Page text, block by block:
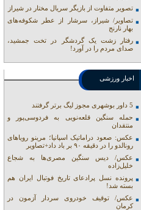
تصویر متفاوت از بازیگر سریال مختار در شیراز
تصاویر/ شیراز، سرشار از عطر شکوفه‌های
بهار نارنج
رفتار زشت یک گردشگر در تخت جمشید،
صدای مردم را در آورد!
اخبار ورزشی
5 داور بوشهری مجوز لیگ برتر گرفتند
حمله سنگین قلعه‌نویی به فردوسی‌پور و
منتقدان
عکس: صعود دراماتیک اسپانیا؛ مرینو رویاهای
رونالدو را در دقیقه ۹۰ بر باد داد+تصاویر
عکس/ دیس سنگین مصری‌ها به شجاع
خلیل‌زاده
پرونده نسل پرادعای تاریخ فوتبال ایران هم
بسته شد!
عکس/ توقیف خودروی سردار آزمون در
کرمان